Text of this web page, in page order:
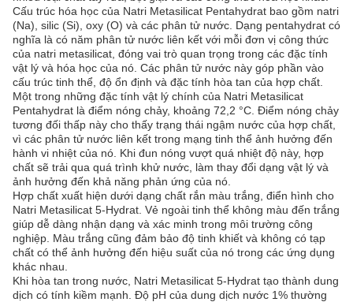
Cấu trúc hóa học của Natri Metasilicat Pentahydrat bao gồm natri
(Na), silic (Si), oxy (O) và các phân tử nước. Dạng pentahydrat có
nghĩa là có năm phân tử nước liên kết với mỗi đơn vị công thức
của natri metasilicat, đóng vai trò quan trọng trong các đặc tính
vật lý và hóa học của nó. Các phân tử nước này góp phần vào
cấu trúc tinh thể, độ ổn định và đặc tính hòa tan của hợp chất.
Một trong những đặc tính vật lý chính của Natri Metasilicat
Pentahydrat là điểm nóng chảy, khoảng 72,2 °C. Điểm nóng chảy
tương đối thấp này cho thấy trạng thái ngậm nước của hợp chất,
vì các phân tử nước liên kết trong mạng tinh thể ảnh hưởng đến
hành vi nhiệt của nó. Khi đun nóng vượt quá nhiệt độ này, hợp
chất sẽ trải qua quá trình khử nước, làm thay đổi dạng vật lý và
ảnh hưởng đến khả năng phản ứng của nó.
Hợp chất xuất hiện dưới dạng chất rắn màu trắng, điển hình cho
Natri Metasilicat 5-Hydrat. Vẻ ngoài tinh thể không màu đến trắng
giúp dễ dàng nhận dạng và xác minh trong môi trường công
nghiệp. Màu trắng cũng đảm bảo độ tinh khiết và không có tạp
chất có thể ảnh hưởng đến hiệu suất của nó trong các ứng dụng
khác nhau.
Khi hòa tan trong nước, Natri Metasilicat 5-Hydrat tạo thành dung
dịch có tính kiềm mạnh. Độ pH của dung dịch nước 1% thường